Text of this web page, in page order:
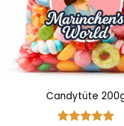
Candytüte